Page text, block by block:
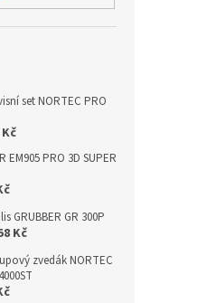
set NORTEC PRO
Kč
EM905 PRO 3D SUPER
GRUBBER GR 300P
Kč
zvedák NORTEC